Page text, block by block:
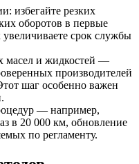
избегайте резких
оборотов в первые
срок службы
масел и жидкостей —
производителей
шаг особенно важен
— например,
в 20 000 км, обновление
по регламенту.